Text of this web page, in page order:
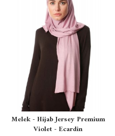
Melek - Hijab Jersey Premium
Violet - Ecardin